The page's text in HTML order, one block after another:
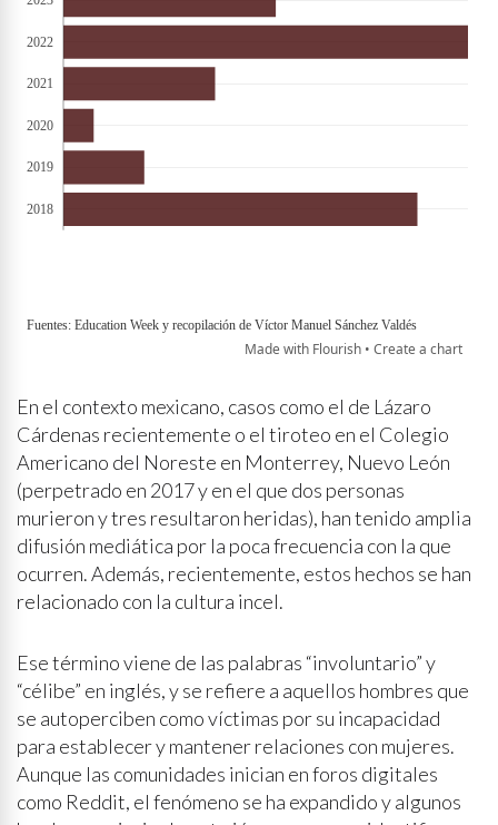
En el contexto mexicano, casos como el de Lázaro
Cárdenas recientemente o el tiroteo en el Colegio
Americano del Noreste en Monterrey, Nuevo León
(perpetrado en 2017 y en el que dos personas
murieron y tres resultaron heridas), han tenido amplia
difusión mediática por la poca frecuencia con la que
ocurren. Además, recientemente, estos hechos se han
relacionado con la cultura incel.
Ese término viene de las palabras “involuntario” y
“célibe” en inglés, y se refiere a aquellos hombres que
se autoperciben como víctimas por su incapacidad
para establecer y mantener relaciones con mujeres.
Aunque las comunidades inician en foros digitales
como Reddit, el fenómeno se ha expandido y algunos